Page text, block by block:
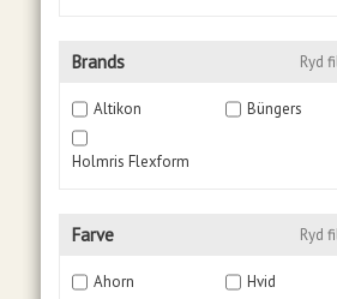
Brands Ryd
Altikon Büngers
Holmris Flexform
Farve Ryd
Ahorn
Hvid